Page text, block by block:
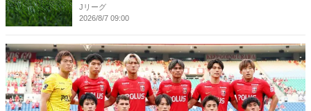
Jリーグ
2026/8/7 09:00